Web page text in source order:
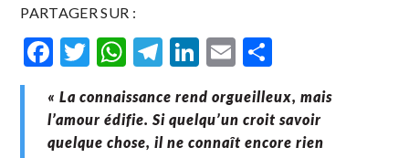
PARTAGER SUR :
Facebook
Twitter
WhatsApp
Telegram
LinkedIn
Email
« La connaissance rend orgueilleux, mais
l’amour édifie. Si quelqu’un croit savoir
quelque chose, il ne connaît encore rien